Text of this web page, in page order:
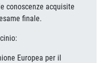
conoscenze acquisite
finale.
Europea per il